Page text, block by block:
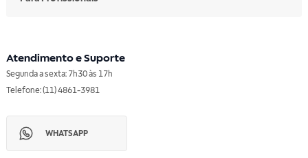
Atendimento e Suporte
Segunda a sexta: 7h30 às 17h
Telefone: (11) 4861-3981
WHATSAPP